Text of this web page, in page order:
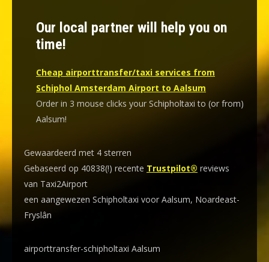
Our local partner will help you on
time!
Cheap airporttransfer/taxi services from
Schiphol Amsterdam Airport to Aalsum
Order in 3 mouse clicks your Schipholtaxi to (or from)
Aalsum!
Gewaardeerd met 4 sterren
Gebaseerd op 40838(!) recente Trustpilot® reviews
van Taxi2Airport
een aangewezen Schipholtaxi voor Aalsum, Noardeast-
Fryslân
airporttransfer-schipholtaxi Aalsum